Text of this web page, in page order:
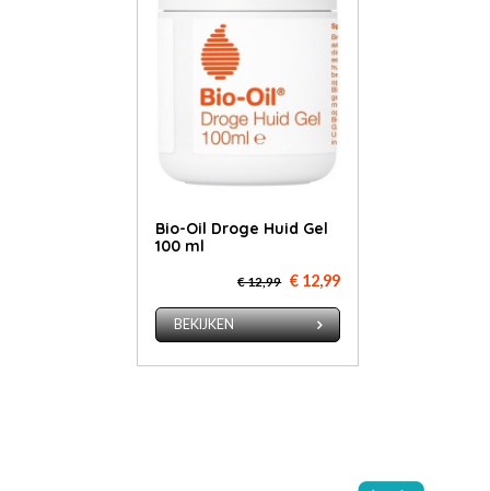
Bio-Oil Droge Huid Gel
100 ml
€ 12,99 € 12,99
BEKIJKEN